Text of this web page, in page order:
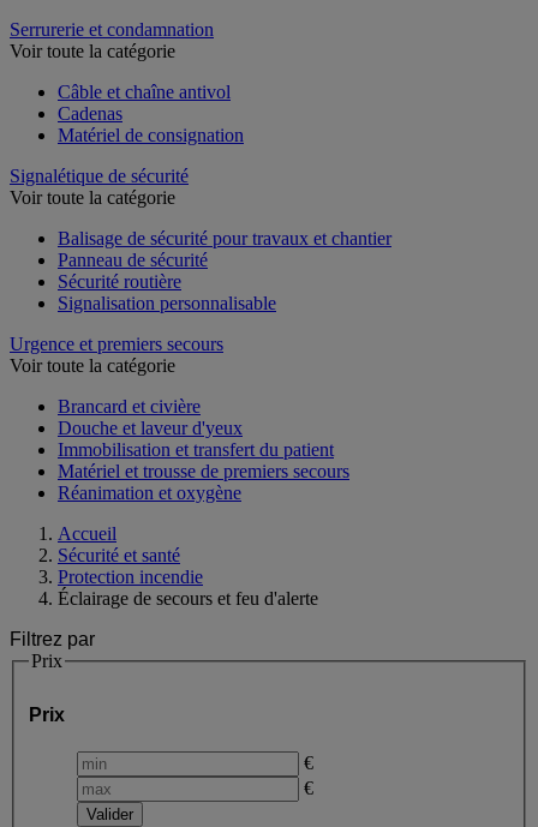
Serrurerie et condamnation
Voir toute la catégorie
Câble et chaîne antivol
Cadenas
Matériel de consignation
Signalétique de sécurité
Voir toute la catégorie
Balisage de sécurité pour travaux et chantier
Panneau de sécurité
Sécurité routière
Signalisation personnalisable
Urgence et premiers secours
Voir toute la catégorie
Brancard et civière
Douche et laveur d'yeux
Immobilisation et transfert du patient
Matériel et trousse de premiers secours
Réanimation et oxygène
Accueil
Sécurité et santé
Protection incendie
Éclairage de secours et feu d'alerte
Filtrez par
Prix
Prix
€
€